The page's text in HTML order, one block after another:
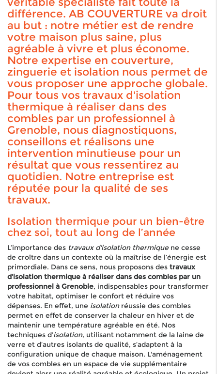
différence. AB COUVERTURE va droit
au but : notre métier est de rendre
votre maison plus saine, plus
agréable à vivre et plus économe.
Notre expertise en couverture,
zinguerie et isolation nous permet de
vous proposer une approche globale.
Pour tous vos travaux d'isolation
thermique à réaliser dans des
combles par un professionnel à
Grenoble, nous diagnostiquons,
conseillons et réalisons une
intervention minutieuse pour un
résultat que vous ressentirez au
quotidien. Notre entreprise est
réputée pour la qualité de ses
travaux.
Isolation thermique pour un bien-être
chez soi, tout au long de l’année
L’importance des travaux d'isolation thermiquene cesse
de croître dans un contexte où la maîtrise de l’énergie est
primordiale. Dans ce sens, nous proposons des travaux
d'isolation thermique à réaliser dans des combles par un
professionnel à Grenoble, indispensables pour transformer
votre habitat, optimiser le confort et réduire vos
dépenses. En effet, une isolationréussie des combles
permet en effet de conserver la chaleur en hiver et de
maintenir une température agréable en été. Nos
techniques d’isolation, utilisant notamment de la laine de
verre et d’autres isolants de qualité, s’adaptent à la
configuration unique de chaque maison. L'aménagement
de vos combles en un espace de vie supplémentaire